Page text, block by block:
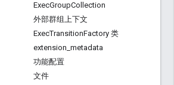
ExecGroupCollection
外部群组上下文
ExecTransitionFactory 类
extension metadata
功能配置
文件